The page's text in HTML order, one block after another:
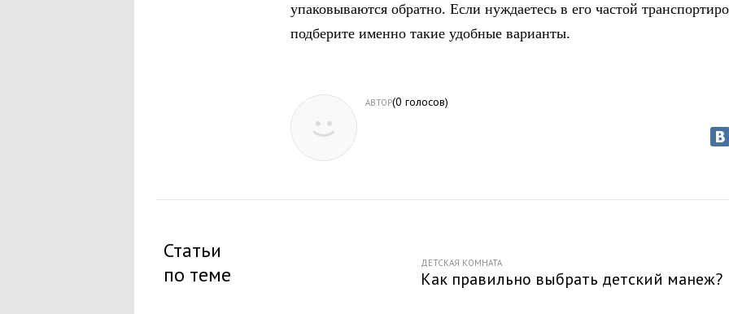
упаковываются обратно. Если нуждаетесь в его частой
подберите именно такие удобные варианты.
АВТОР(0 голосов)
Статьи
по теме
ДЕТСКАЯ КОМНАТА
Как правильно выбрать детский манеж?